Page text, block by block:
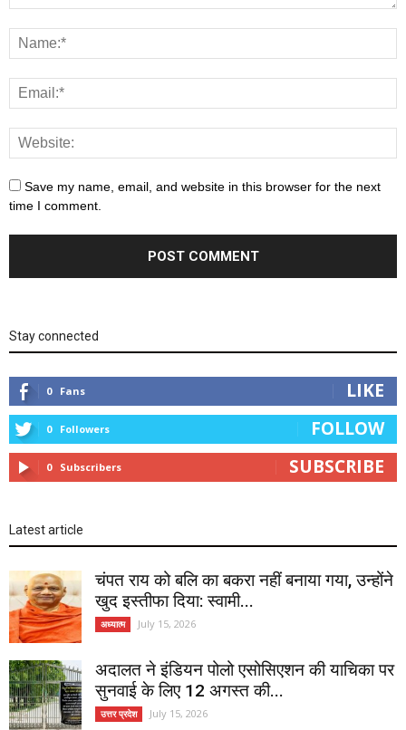
Save my name, email, and website in this browser for the next
time I comment.
Stay connected
0 Fans LIKE
0 Followers FOLLOW
0 Subscribers SUBSCRIBE
Latest article
चंपत राय को बलि का बकरा नहीं बनाया गया, उन्होंने
खुद इस्तीफा दिया: स्वामी...
अध्यात्म July 15, 2026
अदालत ने इंडियन पोलो एसोसिएशन की याचिका पर
सुनवाई के लिए 12 अगस्त की...
उत्तर प्रदेश July 15, 2026